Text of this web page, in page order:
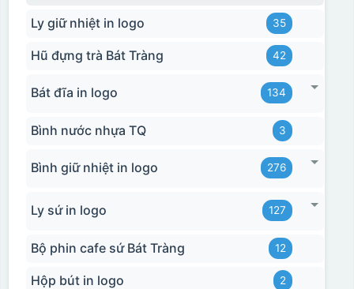
Ly giữ nhiệt in logo 35
Hũ đựng trà Bát Tràng 42
Bát đĩa in logo 134
Bình nước nhựa TQ 3
Bình giữ nhiệt in logo 276
Ly sứ in logo 127
Bộ phin cafe sứ Bát Tràng 12
Hộp bút in logo 2